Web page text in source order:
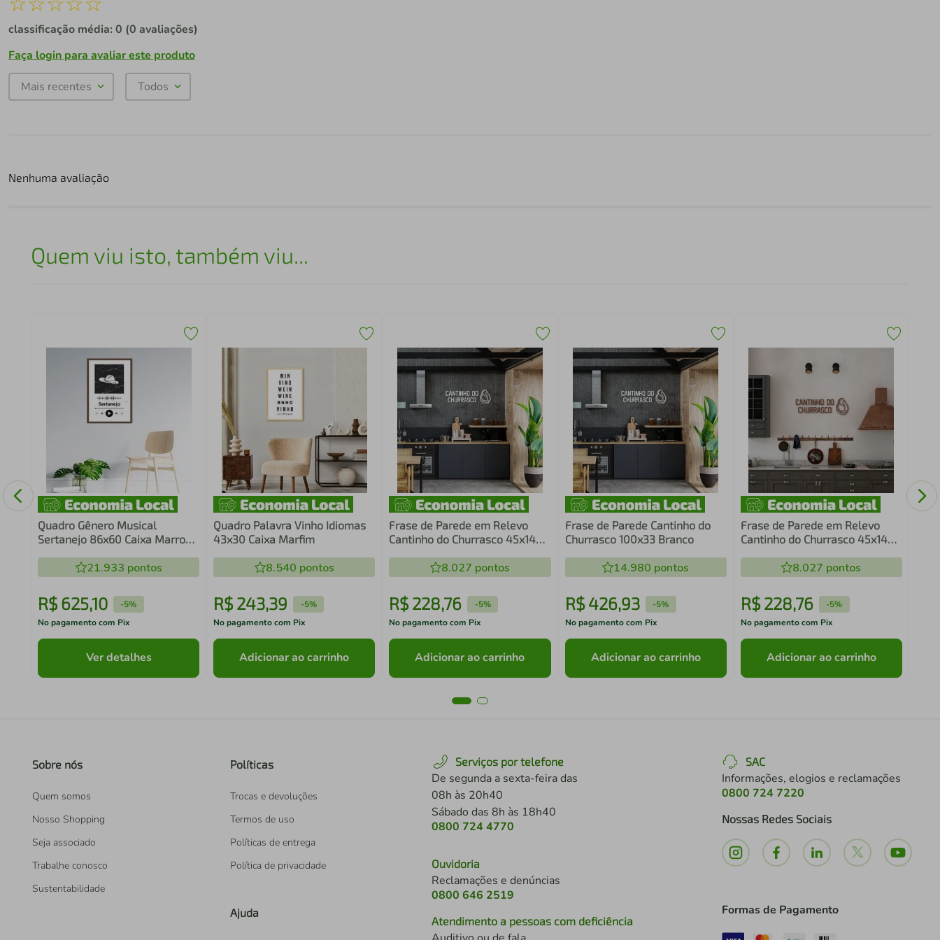
classificação média: 0 (0 avaliações)
Faça login para avaliar este produto
Mais recentes Todos
Nenhuma avaliação
Quem viu isto, também viu...
Quadro Gênero Musical
Sertanejo 86x60 Caixa Marrom
21.933 pontos
R$ 625,10 -5%
No pagamento com Pix
Ver detalhes
Quadro Palavra Vinho Idiomas
43x30 Caixa Marfim
8.540 pontos
R$ 243,39 -5%
No pagamento com Pix
Adicionar ao carrinho
Frase de Parede em Relevo
Cantinho do Churrasco 45x14
8.027 pontos
R$228,76 -5%
No pagamento com Pix
Adicionar ao carrinho
Frase de Parede Cantinho do
Churrasco 100x33 Branco
14.980 pontos
R$ 426,93 -5%
No pagamento com Pix
Adicionar ao carrinho
Frase de Parede em Relevo
Cantinho do Churrasco 45x14
8.027 pontos
R$ 228,76 -5%
No pagamento com Pix
Adicionar ao carrinho
Sobre nós
Quem somos
Nosso Shopping
Seja associado
Trabalhe conosco
Sustentabilidade
Políticas
Trocas e devoluções
Termos de uso
Políticas de entrega
Política de privacidade
Ajuda
Serviços por telefone
De segunda a sexta-feira das
08h às 20h40
Sábado das 8h às 18h40
0800 724 4770
Ouvidoria
Reclamações e denúncias
0800 646 2519
Atendimento a pessoas com deficiência
SAC
Informações, elogios e reclamações
0800 724 7220
Nossas Redes Sociais
Formas de Pagamento